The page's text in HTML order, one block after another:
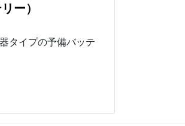
ー）
タイプの予備バッテ